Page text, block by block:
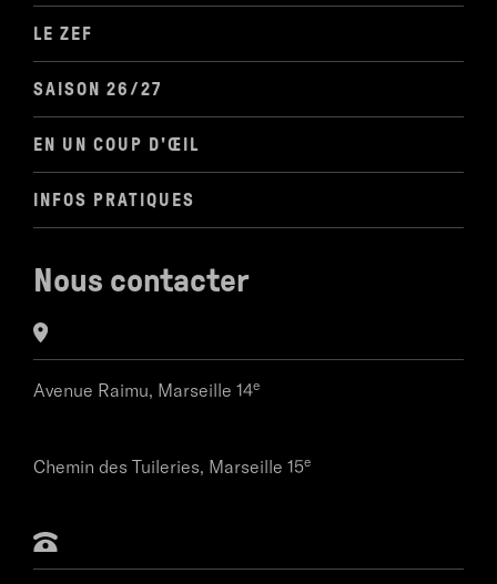
LE ZEF
SAISON 26/27
EN UN COUP D'ŒIL
INFOS PRATIQUES
Nous contacter
Avenue Raimu, Marseille 14e
Chemin des Tuileries, Marseille 15e